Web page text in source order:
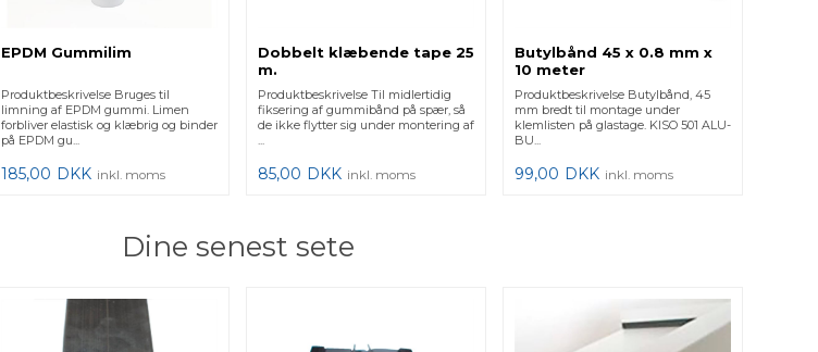
EPDM Gummilim
Produktbeskrivelse Bruges til
limning af EPDM gummi. Limen
forbliver elastisk og klæbrig og binder
på EPDM gu...
185,00 DKK inkl. moms
Dobbelt klæbende tape 25
m.
Produktbeskrivelse Til midlertidig
fiksering af gummibånd på spær, så
de ikke flytter sig under montering af
...
85,00 DKK inkl. moms
Butylbånd 45 x 0.8 mm x
10 meter
Produktbeskrivelse Butylbånd, 45
mm bredt til montage under
klemlisten på glastage. KISO 501 ALU-
BU...
99,00 DKK inkl. moms
Dine senest sete